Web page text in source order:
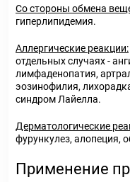
Со стороны обмена
гиперлипидемия.
Аллергические реакции:
отдельных случаях -
лимфаденопатия,
эозинофилия,
синдром Лайелла.
Дерматологические
фурункулез, алопеция,
Применение